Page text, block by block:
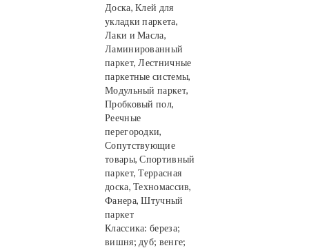
Доска, Клей для
укладки паркета,
Лаки и Масла,
Ламинированный
паркет, Лестничные
паркетные системы,
Модульный паркет,
Пробковый пол,
Реечные
перегородки,
Сопутствующие
товары, Спортивный
паркет, Террасная
доска, Техномассив,
Фанера, Штучный
паркет
Классика: береза;
вишня; дуб; венге;